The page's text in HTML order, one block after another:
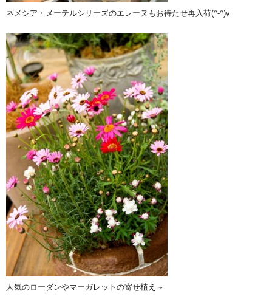
ネメシア・メーテルシリーズのエレーヌもお待たせ再入荷(^-^)v
人気のローダンやマーガレットの寄せ植え～